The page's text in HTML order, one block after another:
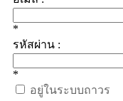
*
รหัสผ่าน :
*
อยู่ในระบบถาวร